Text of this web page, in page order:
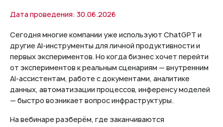
Дата проведения: 30.06.2026
Сегодня многие компании уже используют ChatGPT и
другие AI-инструменты для личной продуктивности и
первых экспериментов. Но когда бизнес хочет перейти
от экспериментов к реальным сценариям — внутренним
AI-ассистентам, работе с документами, аналитике
данных, автоматизации процессов, инференсу моделей
— быстро возникает вопрос инфраструктуры.
На вебинаре разберём, где заканчиваются